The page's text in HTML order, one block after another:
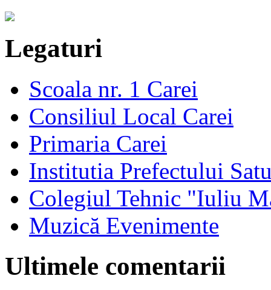
Legaturi
Scoala nr. 1 Carei
Consiliul Local Carei
Primaria Carei
Institutia Prefectului
Colegiul Tehnic "Iuliu
Muzică Evenimente
Ultimele comentarii